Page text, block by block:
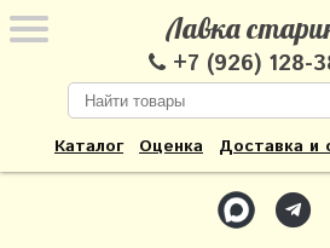
Лавка
+7 (926) 128-
Каталог Оценка Доставка и